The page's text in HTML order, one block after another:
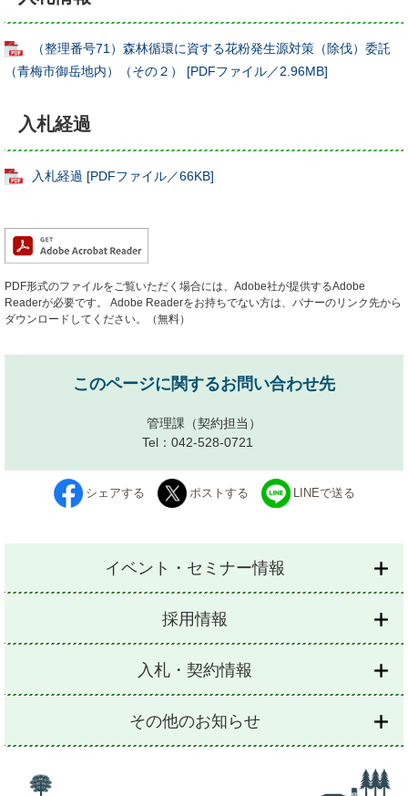
（整理番号71）森林循環に資する花粉発生源対策（除伐）委託
（青梅市御岳地内）（その２） [PDFファイル／2.96MB]
入札経過
入札経過 [PDFファイル／66KB]
PDF形式のファイルをご覧いただく場合には、Adobe社が提供するAdobe
Readerが必要です。
Adobe Readerをお持ちでない方は、バナーのリンク先から
ダウンロードしてください。（無料）
このページに関するお問い合わせ先
管理課 （契約担当）
Tel：042-528-0721
シェアする ポストする LINEで送る
イベント・セミナー情報
採用情報
入札・契約情報
その他のお知らせ